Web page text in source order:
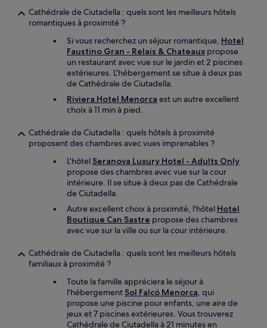
Cathédrale de Ciutadella : quels sont les meilleurs hôtels
romantiques à proximité ?
Si vous recherchez un séjour romantique, Hotel
Faustino Gran - Relais & Chateaux propose
un restaurant avec vue sur le jardin et 2 piscines
extérieures. L'hébergement se situe à deux pas
de Cathédrale de Ciutadella.
Riviera Hotel Menorca est un autre excellent
choix à 11 min à pied.
Cathédrale de Ciutadella : quels hôtels à proximité
proposent des chambres avec vues imprenables ?
L'hôtel Seranova Luxury Hotel - Adults Only
propose des chambres avec vue sur la cour
intérieure. Il se situe à deux pas de Cathédrale
de Ciutadella.
Autre excellent choix à proximité, l'hôtel Hotel
Boutique Can Sastre propose des chambres
avec vue sur la ville ou sur la cour intérieure.
Cathédrale de Ciutadella : quels sont les meilleurs hôtels
familiaux à proximité ?
Toute la famille appréciera le séjour à
l'hébergement Sol Falcó Menorca, qui
propose une piscine pour enfants, une aire de
jeux et 7 piscines extérieures. Vous trouverez
Cathédrale de Ciutadella à 21 minutes en